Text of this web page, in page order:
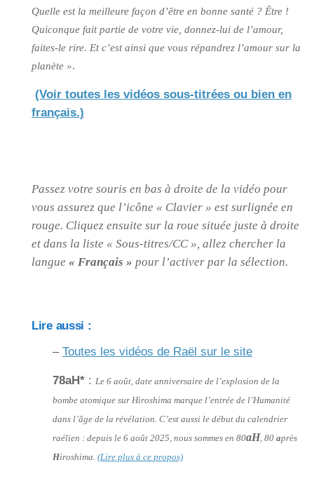
Quelle est la meilleure façon d’être en bonne santé ? Être !
Quiconque fait partie de votre vie, donnez-lui de l’amour,
faites-le rire. Et c’est ainsi que vous répandrez l’amour sur la
planète ».
(Voir toutes les vidéos sous-titrées ou bien en
français.)
Passez votre souris en bas à droite de la vidéo pour
vous assurez que l’icône « Clavier » est surlignée en
rouge. Cliquez ensuite sur la roue située juste à droite
et dans la liste « Sous-titres/CC », allez chercher la
langue « Français » pour l’activer par la sélection.
Lire aussi :
– Toutes les vidéos de Raël sur le site
78aH* : Le 6 août, date anniversaire de l’explosion de la
bombe atomique sur Hiroshima marque l’entrée de l’Humanité
dans l’âge de la révélation. C’est aussi le début du calendrier
raélien : depuis le 6 août 2025, nous sommes en 80aH, 80 après
Hiroshima. (Lire plus à ce propos)